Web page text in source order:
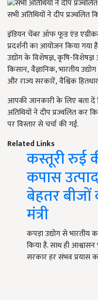
सभी अतिथियों ने दीप प्रज्वलित
इंडियन चेंबर ऑफ फूड एंड
प्रदर्शनी का आयोजन किया गया
उद्योग के विशेषज्ञ, कृषि-विशेषज्ञ
किसान, वैज्ञानिक, भारतीय
और राज्य सरकारें, वैश्विक
आपकी जानकारी के लिए बता
अतिथियों ने दीप प्रज्वलित कर
पर विस्तार से चर्चा की गई.
Related Links
कस्तूरी रुई
कपास
बेहतर
मंत्री
कपड़ा उद्योग से भारतीय
किया है. साथ ही
सरकार हर संभव प्रयास